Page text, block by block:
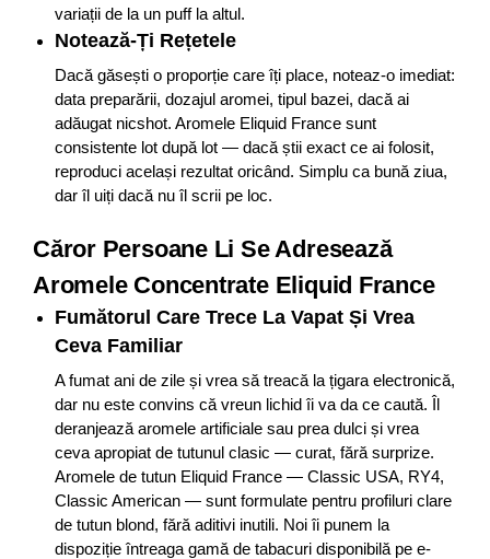
variații de la un puff la altul.
Notează-Ți Rețetele
Dacă găsești o proporție care îți place, noteaz-o imediat:
data preparării, dozajul aromei, tipul bazei, dacă ai
adăugat nicshot. Aromele Eliquid France sunt
consistente lot după lot — dacă știi exact ce ai folosit,
reproduci același rezultat oricând. Simplu ca bună ziua,
dar îl uiți dacă nu îl scrii pe loc.
Căror Persoane Li Se Adresează
Aromele Concentrate Eliquid France
Fumătorul Care Trece La Vapat Și Vrea
Ceva Familiar
A fumat ani de zile și vrea să treacă la țigara electronică,
dar nu este convins că vreun lichid îi va da ce caută. Îl
deranjează aromele artificiale sau prea dulci și vrea
ceva apropiat de tutunul clasic — curat, fără surprize.
Aromele de tutun Eliquid France — Classic USA, RY4,
Classic American — sunt formulate pentru profiluri clare
de tutun blond, fără aditivi inutili. Noi îi punem la
dispoziție întreaga gamă de tabacuri disponibilă pe e-